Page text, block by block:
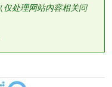
（仅处理网站内容相关问